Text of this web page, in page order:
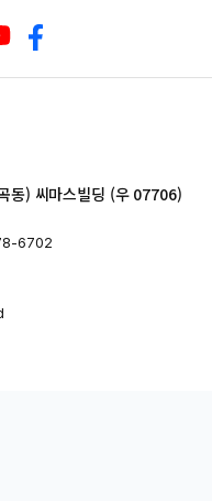
동) 씨마스빌딩 (우 07706)
6702